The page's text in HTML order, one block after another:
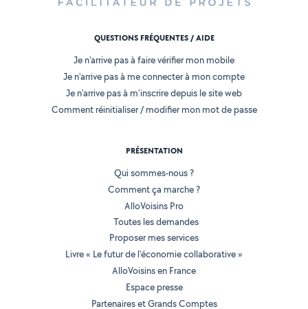
QUESTIONS FRÉQUENTES / AIDE
Je n'arrive pas à faire vérifier mon mobile
Je n'arrive pas à me connecter à mon compte
Je n'arrive pas à m'inscrire depuis le site web
Comment réinitialiser / modifier mon mot de passe
PRÉSENTATION
Qui sommes-nous ?
Comment ça marche ?
AlloVoisins Pro
Toutes les demandes
Proposer mes services
Livre « Le futur de l'économie collaborative »
AlloVoisins en France
Espace presse
Partenaires et Grands Comptes